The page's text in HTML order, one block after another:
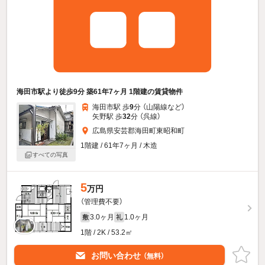
海田市駅より徒歩9分 築61年7ヶ月 1階建の賃貸物件
すべての写真
海田市駅 歩9分 （山陽線など）
矢野駅 歩32分 （呉線）
広島県安芸郡海田町東昭和町
1階建 / 61年7ヶ月 / 木造
5万円
（管理費不要）
敷 3.0ヶ月 礼 1.0ヶ月
1階 / 2K / 53.2㎡
お問い合わせ （無料）